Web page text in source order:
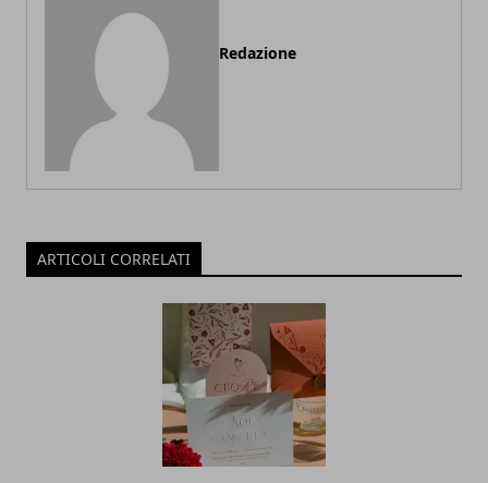
Redazione
ARTICOLI CORRELATI